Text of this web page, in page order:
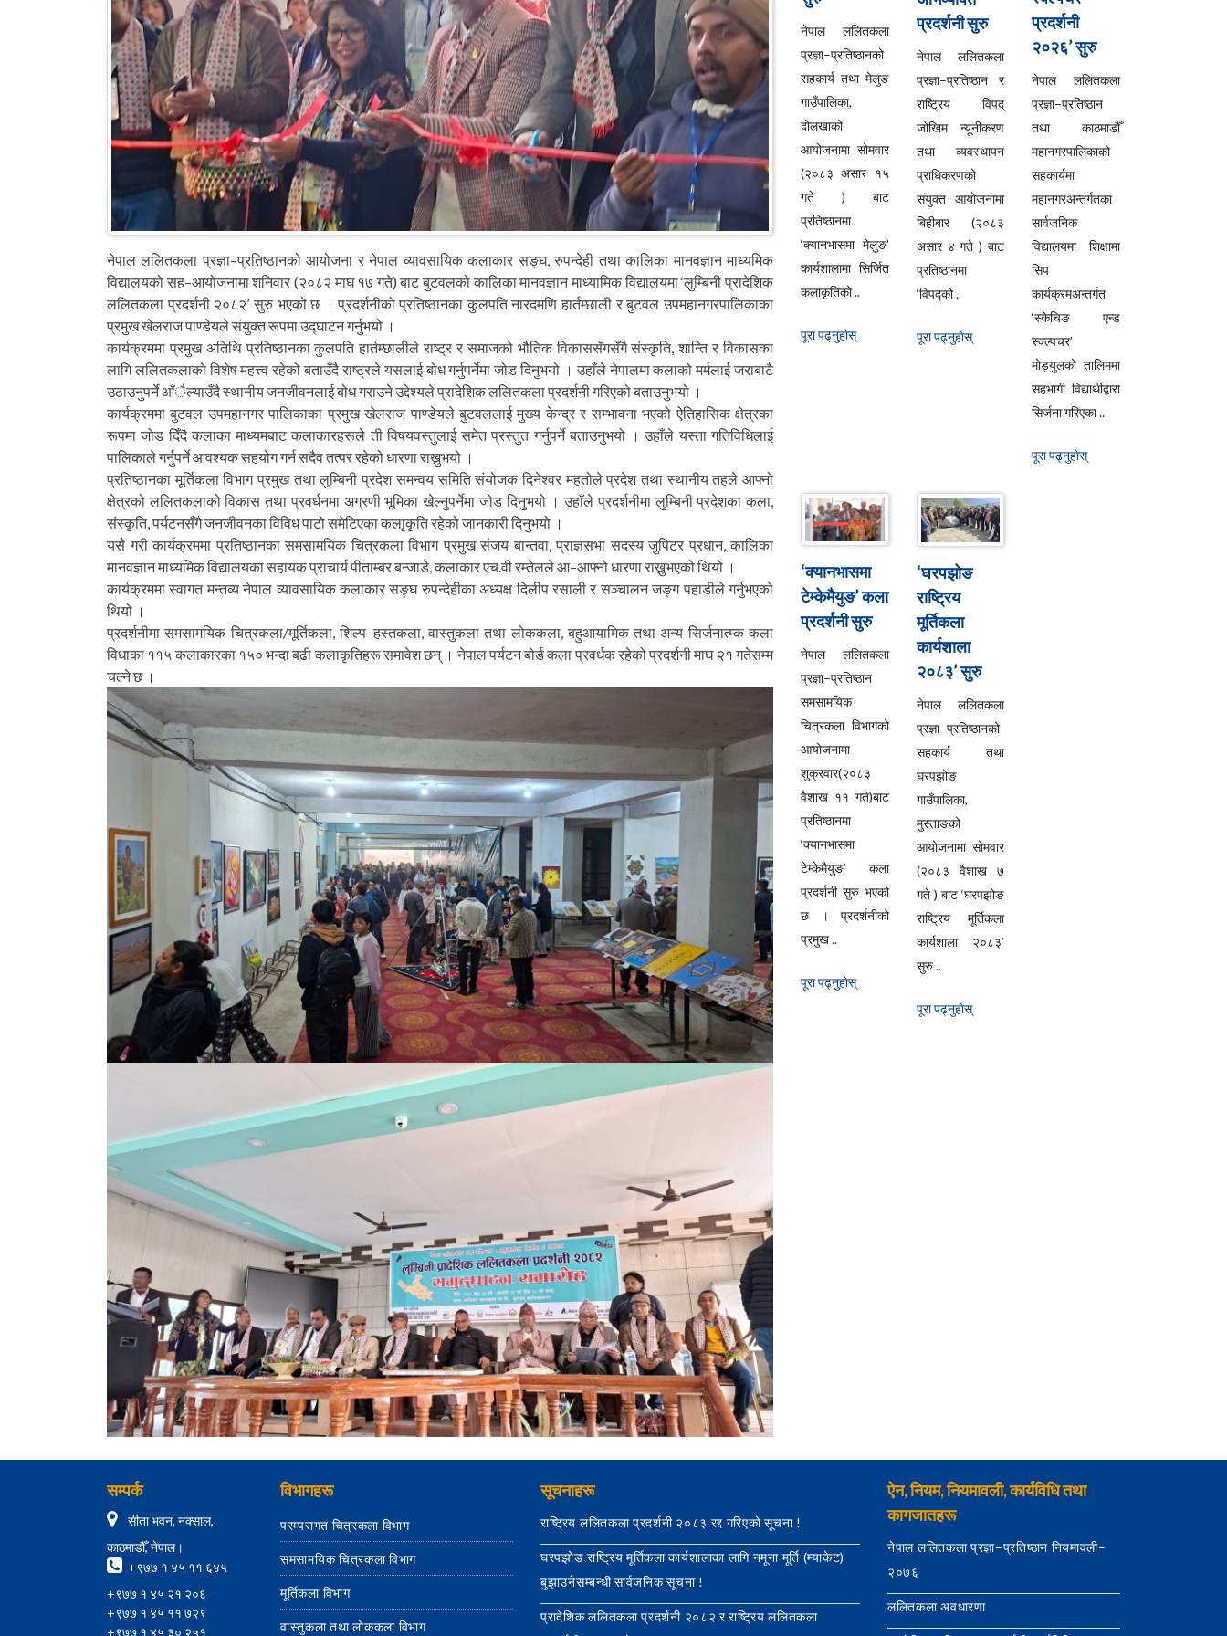
नेपाल ललितकला प्रज्ञा–प्रतिष्ठानको आयोजना र नेपाल व्यावसायिक कलाकार सङ्घ, रुपन्देही तथा कालिका मानवज्ञान माध्यमिक
विद्यालयको सह–आयोजनामा शनिवार (२०८२ माघ १७ गते) बाट बुटवलको कालिका मानवज्ञान माध्यामिक विद्यालयमा ‘लुम्बिनी प्रादेशिक
ललितकला प्रदर्शनी २०८२’ सुरु भएको छ । प्रदर्शनीको प्रतिष्ठानका कुलपति नारदमणि हार्तम्छाली र बुटवल उपमहानगरपालिकाका
प्रमुख खेलराज पाण्डेयले संयुक्त रूपमा उद्घाटन गर्नुभयो ।
कार्यक्रममा प्रमुख अतिथि प्रतिष्ठानका कुलपति हार्तम्छालीले राष्ट्र र समाजको भौतिक विकाससँगसँगै संस्कृति, शान्ति र विकासका
लागि ललितकलाको विशेष महत्त्व रहेको बताउँदै राष्ट्रले यसलाई बोध गर्नुपर्नेमा जोड दिनुभयो । उहाँले नेपालमा कलाको मर्मलाई जराबाटै
उठाउनुपर्ने आँैल्याउँदै स्थानीय जनजीवनलाई बोध गराउने उद्देश्यले प्रादेशिक ललितकला प्रदर्शनी गरिएको बताउनुभयो ।
कार्यक्रममा बुटवल उपमहानगर पालिकाका प्रमुख खेलराज पाण्डेयले बुटवललाई मुख्य केन्द्र र सम्भावना भएको ऐतिहासिक क्षेत्रका
रूपमा जोड दिँदै कलाका माध्यमबाट कलाकारहरूले ती विषयवस्तुलाई समेत प्रस्तुत गर्नुपर्ने बताउनुभयो । उहाँले यस्ता गतिविधिलाई
पालिकाले गर्नुपर्ने आवश्यक सहयोग गर्न सदैव तत्पर रहेको धारणा राख्नुभयो ।
प्रतिष्ठानका मूर्तिकला विभाग प्रमुख तथा लुम्बिनी प्रदेश समन्वय समिति संयोजक दिनेश्वर महतोले प्रदेश तथा स्थानीय तहले आफ्नो
क्षेत्रको ललितकलाको विकास तथा प्रवर्धनमा अग्रणी भूमिका खेल्नुपर्नेमा जोड दिनुभयो । उहाँले प्रदर्शनीमा लुम्बिनी प्रदेशका कला,
संस्कृति, पर्यटनसँगै जनजीवनका विविध पाटो समेटिएका कलाृकृति रहेको जानकारी दिनुभयो ।
यसै गरी कार्यक्रममा प्रतिष्ठानका समसामयिक चित्रकला विभाग प्रमुख संजय बान्तवा, प्राज्ञसभा सदस्य जुपिटर प्रधान, कालिका
मानवज्ञान माध्यमिक विद्यालयका सहायक प्राचार्य पीताम्बर बन्जाडे, कलाकार एच.वी रम्तेलले आ–आफ्नो धारणा राख्नुभएको थियो ।
कार्यक्रममा स्वागत मन्तव्य नेपाल व्यावसायिक कलाकार सङ्घ रुपन्देहीका अध्यक्ष दिलीप रसाली र सञ्चालन जङ्ग पहाडीले गर्नुभएको
थियो ।
प्रदर्शनीमा समसामयिक चित्रकला/मूर्तिकला, शिल्प–हस्तकला, वास्तुकला तथा लोककला, बहुआयामिक तथा अन्य सिर्जनात्म्क कला
विधाका ११५ कलाकारका १५० भन्दा बढी कलाकृतिहरू समावेश छन् । नेपाल पर्यटन बोर्ड कला प्रवर्धक रहेको प्रदर्शनी माघ २१ गतेसम्म
चल्ने छ ।
नेपाल ललितकला
प्रज्ञा–प्रतिष्ठानको
सहकार्य तथा मेलुङ
गाउँपालिका,
दोलखाको
आयोजनामा सोमवार
(२०८३ असार १५
गते ) बाट
प्रतिष्ठानमा
‘क्यानभासमा मेलुङ’
कार्यशालामा सिर्जित
कलाकृतिको ..
पूरा पढ्नुहाेस्
प्रदर्शनी सुरु
नेपाल ललितकला
प्रज्ञा–प्रतिष्ठान र
राष्ट्रिय विपद्
जोखिम न्यूनीकरण
तथा व्यवस्थापन
प्राधिकरणको
संयुक्त आयोजनामा
बिहीबार (२०८३
असार ४ गते ) बाट
प्रतिष्ठानमा
‘विपद्को ..
पूरा पढ्नुहाेस्
प्रदर्शनी
२०२६’ सुरु
नेपाल ललितकला
प्रज्ञा–प्रतिष्ठान
तथा काठमाडौँ
महानगरपालिकाको
सहकार्यमा
महानगरअन्तर्गतका
सार्वजनिक
विद्यालयमा शिक्षामा
सिप
कार्यक्रमअन्तर्गत
‘स्केचिङ एन्ड
स्क्ल्पचर’
मोड्युलको तालिममा
सहभागी विद्यार्थीद्वारा
सिर्जना गरिएका ..
पूरा पढ्नुहाेस्
‘क्यानभासमा
टेम्केमैयुङ’ कला
प्रदर्शनी सुरु
नेपाल ललितकला
प्रज्ञा–प्रतिष्ठान
समसामयिक
चित्रकला विभागको
आयोजनामा
शुक्रवार(२०८३
वैशाख ११ गते)बाट
प्रतिष्ठानमा
‘क्यानभासमा
टेम्केमैयुङ’ कला
प्रदर्शनी सुरु भएको
छ । प्रदर्शनीको
प्रमुख ..
पूरा पढ्नुहाेस्
‘घरपझोङ
राष्ट्रिय
मूर्तिकला
कार्यशाला
२०८३’ सुरु
नेपाल ललितकला
प्रज्ञा–प्रतिष्ठानको
सहकार्य तथा
घरपझोङ
गाउँपालिका,
मुस्ताङको
आयोजनामा सोमवार
(२०८३ वैशाख ७
गते ) बाट ‘घरपझोङ
राष्ट्रिय मूर्तिकला
कार्यशाला २०८३’
सुरु ..
पूरा पढ्नुहाेस्
सम्पर्क
सीता भवन, नक्साल,
काठमाडौँ, नेपाल।
+९७७ १ ४५ ११ ६४५
+९७७ १ ४५ २१ २०६
+९७७ १ ४५ ११ ७२९
+९७७ १ ४५ ३० २५१
विभागहरू
परम्परागत चित्रकला विभाग
समसामयिक चित्रकला विभाग
मूर्तिकला विभाग
वास्तुकला तथा लोककला विभाग
सूचनाहरू
राष्ट्रिय ललितकला प्रदर्शनी २०८३ रद्द गरिएको सूचना !
घरपझोङ राष्ट्रिय मूर्तिकला कार्यशालाका लागि नमूना मूर्ति (म्याकेट)
बुझाउनेसम्बन्धी सार्वजनिक सूचना !
प्रादेशिक ललितकला प्रदर्शनी २०८२ र राष्ट्रिय ललितकला
ऐन, नियम, नियमावली, कार्यविधि तथा
कागजातहरू
नेपाल ललितकला प्रज्ञा–प्रतिष्ठान नियमावली–
२०७६
ललितकला अवधारणा